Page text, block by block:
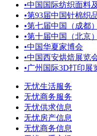
•中国国际纺织面料
•第93届中国针棉织
•第七届中国（成都
•第十届中国（北京
•中国华夏家博会
•中国西安烘焙展览
•广州国际3D打印展
无忧生活服务
无忧商务服务
无忧供求信息
无忧房产信息
无忧商务信息